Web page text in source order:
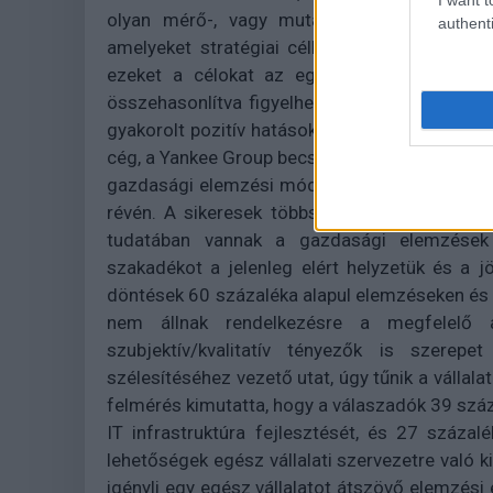
olyan mérő-, vagy mutatószámokat, ilyen
amelyeket stratégiai célkitűzéseik
ezeket a célokat az egyes
összehasonlítva figyelhetik és értékelhetik a
gyakorolt pozitív hatások is kiemelkedőek
cég, a Yankee Group becslése szerint a
gazdasági elemzési módszerek által kínált
révén. A sikeresek többször támaszkodnak
tudatában vannak a gazdasági
szakadékot a jelenleg elért helyzetük és a
döntések 60 százaléka alapul elemzéseken
nem állnak rendelkezésre a megfelelő
szubjektív/kvalitatív tényezők is
szélesítéséhez vezető utat, úgy tűnik a
felmérés kimutatta, hogy a válaszadók 39
IT infrastruktúra fejlesztését, és 27
lehetőségek egész vállalati szervezetre való
igényli egy egész vállalatot átszövő